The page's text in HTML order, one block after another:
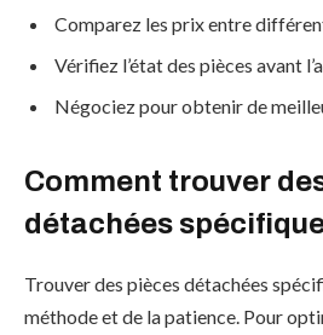
Comparez les prix entre
Vérifiez l’état des pièces avant
Négociez pour obtenir de
Comment trouver
détachées
Trouver des pièces détachées
méthode et de la patience. Pour